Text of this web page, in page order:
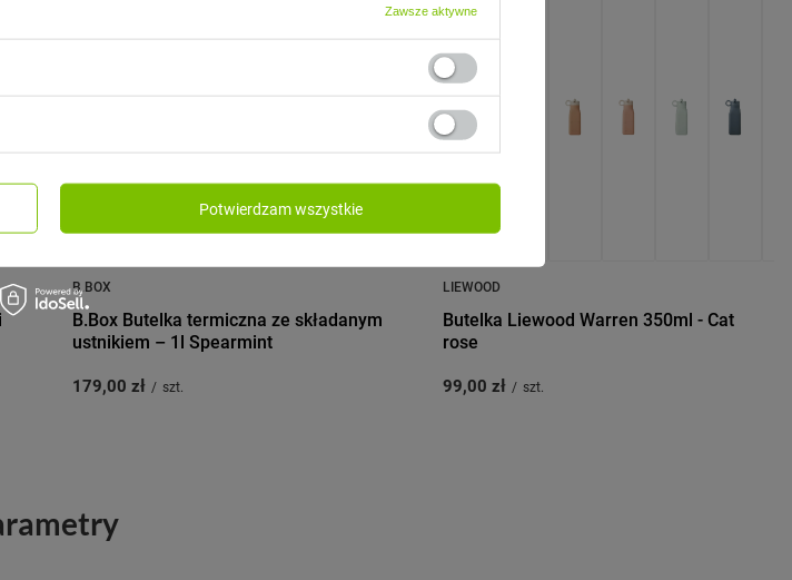
B.BOX
B.Box Butelka termiczna ze składanym
ustnikiem – 1l Spearmint
179,00 zł / szt.
LIEWOOD
Butelka Liewood Warren 350ml - Cat
rose
99,00 zł / szt.
Zawsze aktywne
Potwierdzam wszystkie